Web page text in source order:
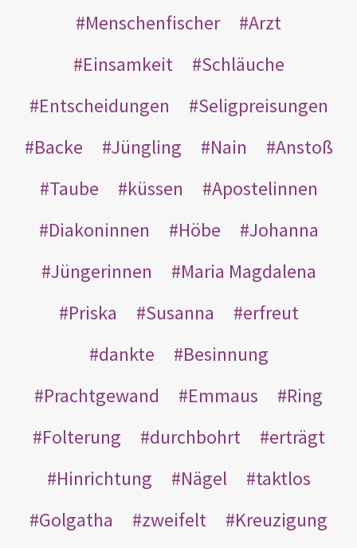
Menschenfischer
Arzt
Einsamkeit
Schläuche
Entscheidungen
Seligpreisungen
Backe
Jüngling Nain
Anstoß
Taube
küssen
Apostelinnen
Diakoninnen
Höbe
Johanna
Jüngerinnen
Maria Magdalena
Priska
Susanna
erfreut
dankte
Besinnung
Prachtgewand
Emmaus
Ring
Folterung
durchbohrt
erträgt
Hinrichtung
Nägel
taktlos
Golgatha
zweifelt
Kreuzigung